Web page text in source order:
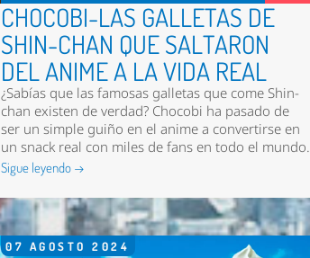
CHOCOBI-LAS GALLETAS DE
SHIN-CHAN QUE SALTARON
DEL ANIME A LA VIDA REAL
¿Sabías que las famosas galletas que come Shin-
chan existen de verdad? Chocobi ha pasado de
ser un simple guiño en el anime a convertirse en
un snack real con miles de fans en todo el mundo.
Sigue leyendo →
07 AGOSTO 2024